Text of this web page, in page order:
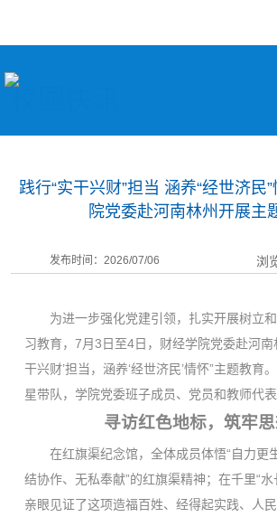
践行“实干兴财”担当 涵养“经世济
院党委赴河南林州开展主
发布时间：2026/07/06 浏
为进一步强化党建引领，扎实开展树立
习教育，7月3日至4日，财经学院党委赴河南
干兴财’担当，涵养‘经世济民’情怀”主题教育
星带队，学院党委班子成员、党员和教师代表
寻访红色地标，筑牢
在红旗渠纪念馆，全体成员体悟“自力更
结协作、无私奉献”的红旗渠精神；在千里“
亲眼见证了这项造福百姓、经得起实践、人